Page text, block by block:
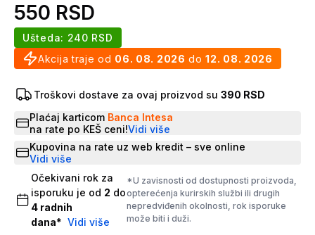
550 RSD
Akcija traje od 06. 08. 2026 do 12. 08. 2026
Ušteda: 240 RSD
Troškovi dostave za ovaj proizvod su 390 RSD
Plaćaj karticom Banca Intesa
na rate po KEŠ ceni!Vidi više
Kupovina na rate uz web kredit – sve online
Vidi više
Očekivani rok za
isporuku je od 2 do
4 radnih
dana* Vidi više
*U zavisnosti od dostupnosti proizvoda,
opterećenja kurirskih službi ili drugih
nepredviđenih okolnosti, rok isporuke
može biti i duži.